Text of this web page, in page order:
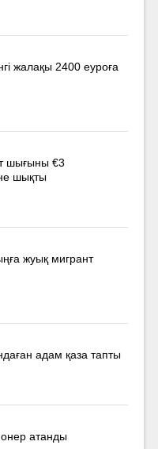
жалақы 2400 еуроға
шығыны €3
шықты
жуық мигрант
адам қаза тапты
атанды